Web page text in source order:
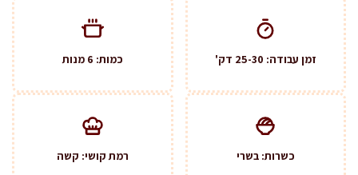
זמן עבודה: 25-30 דק' כמות: 6 מנות
כשרות: בשרי רמת קושי: קשה